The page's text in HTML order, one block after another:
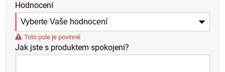
Hodnocení
Toto pole je povinné
Jak jste s produktem spokojeni?